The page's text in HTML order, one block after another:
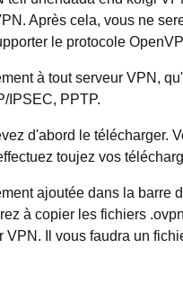
Après cela, vous ne
le protocole
à tout serveur VPN,
IPSEC, PPTP.
d'abord le télécharger.
toujez vos
ajoutée dans la barre
à copier les fichiers
Il vous faudra un